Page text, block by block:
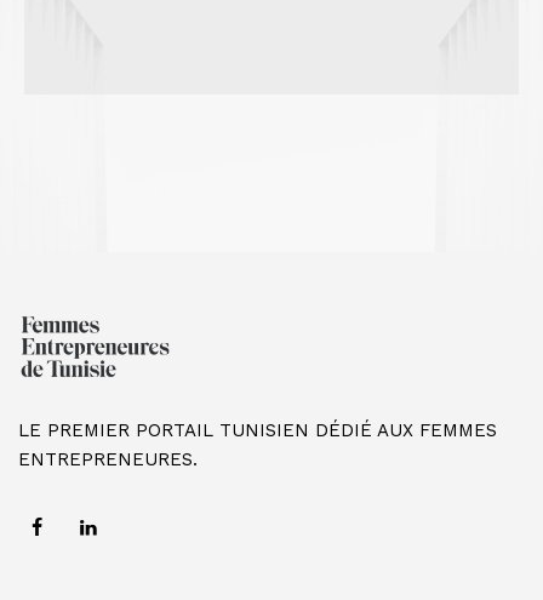
LE PREMIER PORTAIL TUNISIEN DÉDIÉ AUX FEMMES
ENTREPRENEURES.